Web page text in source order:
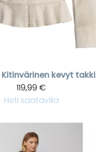
Kitinvärinen kevyt takki
119,99 €
Heti saatavilla